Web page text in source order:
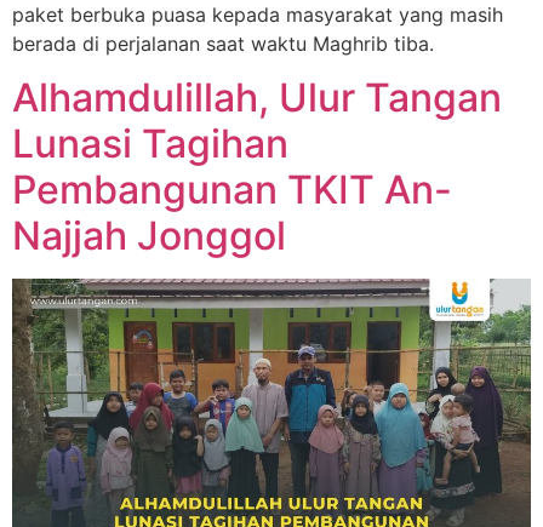
paket berbuka puasa kepada masyarakat yang masih
berada di perjalanan saat waktu Maghrib tiba.
Alhamdulillah, Ulur Tangan
Lunasi Tagihan
Pembangunan TKIT An-
Najjah Jonggol